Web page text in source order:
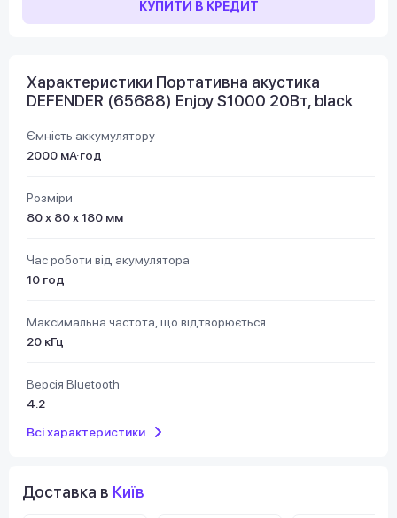
КУПИТИ В КРЕДИТ
Характеристики Портативна акустика
DEFENDER (65688) Enjoy S1000 20Вт, black
Ємність аккумулятору
2000 мА·год
Розміри
80 х 80 х 180 мм
Час роботи від акумулятора
10 год
Максимальна частота, що відтворюється
20 кГц
Версія Bluetooth
4.2
Всі характеристики
Доставка в Київ